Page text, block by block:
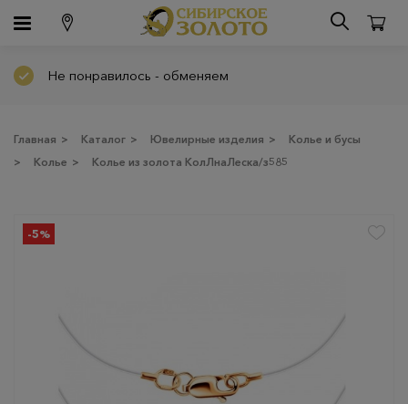
Не понравилось - обменяем
Главная > Каталог > Ювелирные изделия >
Колье и бусы
>
Колье > Колье из золота КолЛнаЛеска/з585
-5%